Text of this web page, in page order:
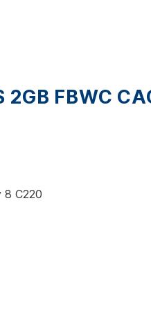
2GB FBWC
8 C220